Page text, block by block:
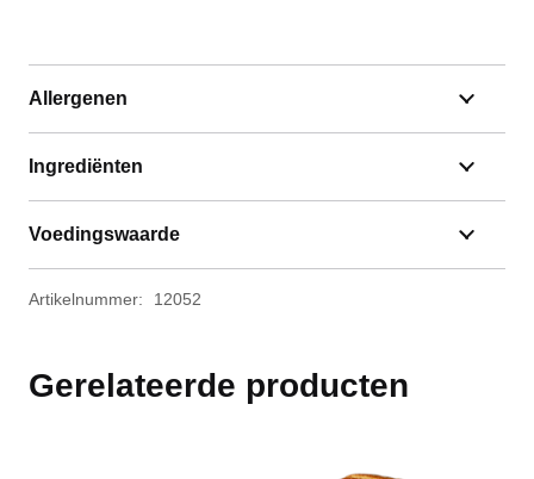
Allergenen
Ingrediënten
Voedingswaarde
Artikelnummer: 12052
Gerelateerde producten